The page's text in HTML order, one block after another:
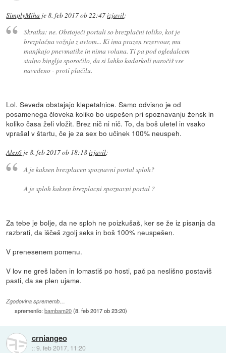
SimplyMiha je8. feb 2017 ob 22:47izjavil:
Skratka: ne. Obstoječi portali so brezplačni toliko, kot je
brezplačna vožnja z avtom... Ki ima prazen rezervoar, mu
manjkajo pnevmatike in nima volana. Ti pa pod ogledalcem
stalno binglja sporočilo, da si lahko kadarkoli naročiš vse
navedeno - proti plačilu.
Lol. Seveda obstajajo klepetalnice. Samo odvisno je od
posamenega človeka koliko bo uspešen pri spoznavanju žensk in
koliko časa želi vložit. Brez nič ni nič. To, da boš uletel in vsako
vprašal v štartu, če je za sex bo učinek 100% neuspeh.
Alex6 je8. feb 2017 ob 18:18izjavil:
A je kaksen brezplacen spoznavni portal sploh?
A je sploh kaksen brezplacni spoznavni portal ?
Za tebe je bolje, da ne sploh ne poizkušaš, ker se že iz pisanja da
razbrati, da iščeš zgolj seks in boš 100% neuspešen.
V prenesenem pomenu.
V lov ne greš lačen in lomastiš po hosti, pač pa neslišno postaviš
pasti, da se plen ujame.
Zgodovina sprememb…
spremenilo:bambam20(8. feb 2017 ob 23:20)
crniangeo
::9. feb 2017, 11:20